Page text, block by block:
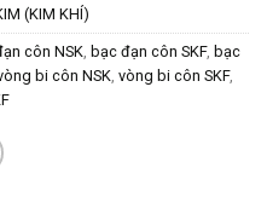
(KIM KHÍ)
côn NSK bạc đạn côn SKF, bạc
bi côn NSK vòng bi côn SKF,